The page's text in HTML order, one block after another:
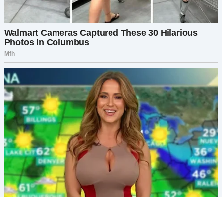
бросишь. Я одна тебя растила, всем
жертвовала ради тебя. А потом появился он, и я
перестала быть центром твоего мира. — Её
голос сорвался. — Я просто… хотела, чтобы ты
Гнев, который поднялся внутри меня, был
неописуем.
Всю жизнь она контролировала меня,
манипулировала мной. А теперь она украла у
меня самый важный момент моей жизни — из
страха потерять меня.
Я отступила назад.